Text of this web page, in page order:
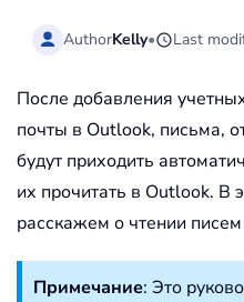
AuthorKelly• Last
После добавления
почты в Outlook, письма,
будут приходить
их прочитать в Outlook. В
расскажем о чтении
Примечание: Это